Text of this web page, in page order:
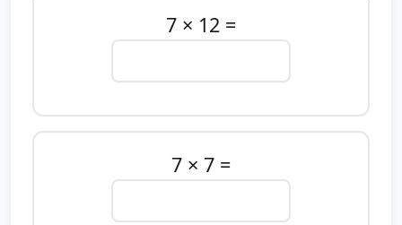
7 × 12 =
7 × 7 =